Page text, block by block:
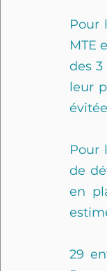
Pour
MTE
des
leur
Pour
de
en
29